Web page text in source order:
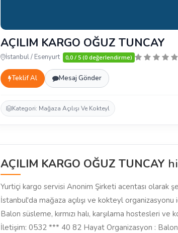
AÇILIM KARGO OĞUZ TUNCAY
İstanbul / Esenyurt 0,0 / 5 (0 değerlendirme)
Teklif Al Mesaj Gönder
Kategori: Mağaza Açılışı Ve Kokteyl
AÇILIM KARGO OĞUZ TUNCAY
Yurtiçi kargo servisi Anonim Şirketi acentası olarak
İstanbul'da mağaza açılışı ve kokteyl
Balon süsleme, kırmızı halı, karşılama hostesleri
İletişim: 0532 *** 40 82 Hayat Organizasyon :